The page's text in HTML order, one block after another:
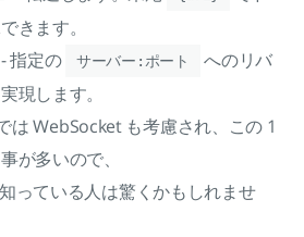
きます。
- 指定の サーバー:ポート
へのリバ
現します。
は WebSocket も考慮され、この 1
が多いので、
っている人は驚くかもしれませ